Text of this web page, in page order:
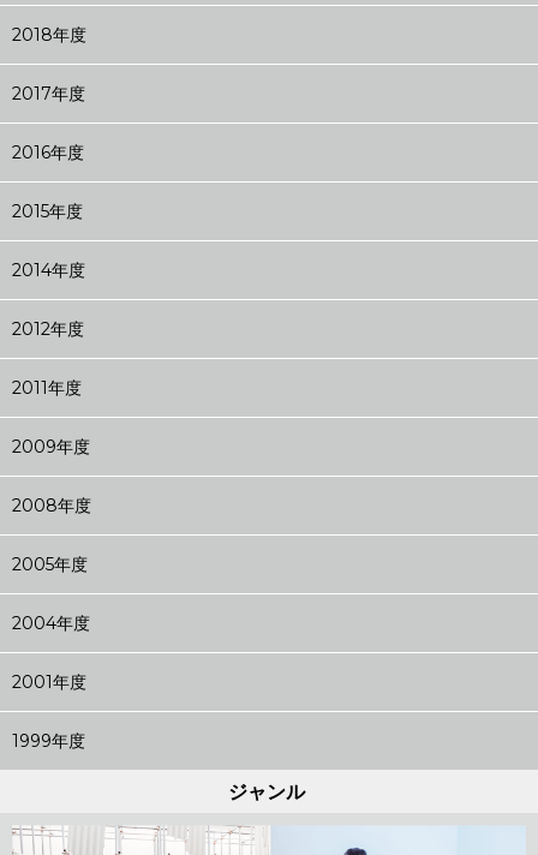
2018年度
2017年度
2016年度
2015年度
2014年度
2012年度
2011年度
2009年度
2008年度
2005年度
2004年度
2001年度
1999年度
ジャンル